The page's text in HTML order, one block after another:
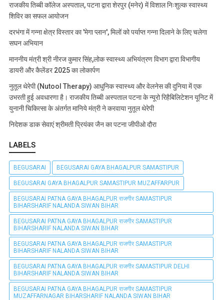
राजकीय तिब्बी कॉलेज अस्पताल, पटना द्वारा शेरपुर (मनेर) में विशाल निःशुल्क स्वास्थ्य
शिविर का सफल आयोजन
दरभंगा में गन्ना क्षेत्र विस्तार का 'मेगा प्लान', मिलों को पर्याप्त गन्ना दिलाने के लिए चलेगा
सघन अभियान
माननीय मंत्री श्री नीरज कुमार सिंह,लोक स्वास्थ्य अभियंत्रण विभाग द्वारा विभागीय
डायरी और कैलेंडर 2025 का लोकार्पण
नुतूल थेरेपी (Nutool Therapy) आधुनिक स्वास्थ्य और वेलनेस की दुनिया में एक
उभरती हुई अवधारणा है। राजकीय तिब्बी अस्पताल पटना के न्यूरो रिहैबिलिटेशन यूनिट में
युनानी चिकित्सा के अंतर्गत मानिये मंत्री ने करवाया नुतूल थेरेपी
निदेशक डाक सेवाएं श्रीमती प्रियंका जैन का पटना जीपीओ दौरा
LABELS
BEGUSARAI BEGUSARAI GAYA BHAGALPUR SAMASTIPUR
BEGUSARAI GAYA BHAGALPUR SAMASTIPUR MUZAFFARPUR
BEGUSARAI PATNA GAYA BHAGALPUR राजगीर SAMASTIPUR
BIHARSHARIF NALANDA SIWAN BIHAR
BEGUSARAI PATNA GAYA BHAGALPUR राजगीर SAMASTIPUR
BIHARSHARIF NALANDA SIWAN BIHAR
BEGUSARAI PATNA GAYA BHAGALPUR राजगीर SAMASTIPUR
BIHARSHARIF NALANDA SIWAN BIHAR
BEGUSARAI PATNA GAYA BHAGALPUR राजगीर SAMASTIPUR DELHI
BIHARSHARIF NALANDA SIWAN BIHAR
BEGUSARAI PATNA GAYA BHAGALPUR राजगीर SAMASTIPUR
MUZAFFARNAGAR BIHARSHARIF NALANDA SIWAN BIHAR